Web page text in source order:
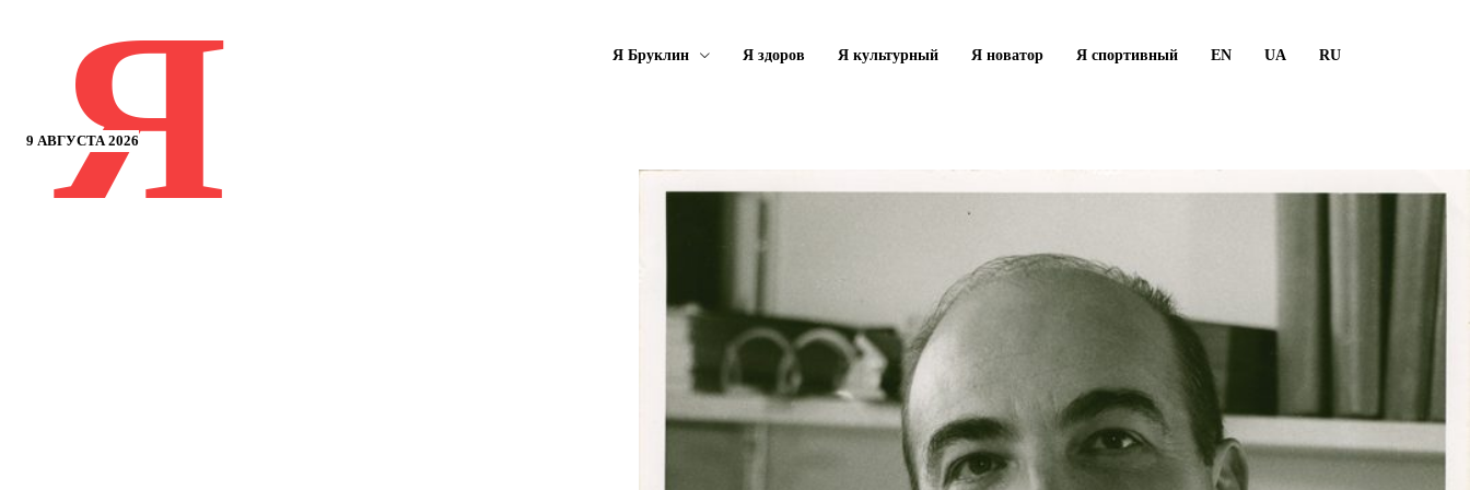
9 АВГУСТА 2026
Я Я Бруклин Я здоров Я культурный Я новатор Я спортивный EN UA RU